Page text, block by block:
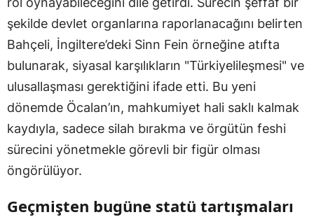
şekilde devlet organlarına raporlanacağını belirten
Bahçeli, İngiltere’deki Sinn Fein örneğine atıfta
bulunarak, siyasal karşılıkların "Türkiyelileşmesi" ve
ulusallaşması gerektiğini ifade etti. Bu yeni
dönemde Öcalan’ın, mahkumiyet hali saklı kalmak
kaydıyla, sadece silah bırakma ve örgütün feshi
sürecini yönetmekle görevli bir figür olması
öngörülüyor.
Geçmişten bugüne statü tartışmaları